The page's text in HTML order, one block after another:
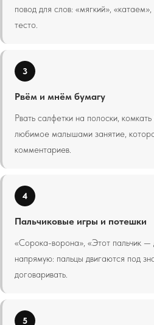
повод для слов: «мягкий»,
тесто.
3
Рвём и мнём бумагу
Рвать салфетки на полоски,
любимое малышами занятие,
комментариев.
4
Пальчиковые игры и потешки
«Сорока-ворона», «Этот пальчик —
напрямую: пальцы двигаются под
договаривать.
5